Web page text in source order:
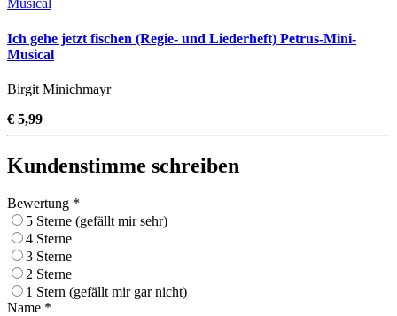
Ich gehe jetzt fischen (Regie- und Liederheft) Petrus-Mini-
Musical
Birgit Minichmayr
€ 5,99
Kundenstimme schreiben
Bewertung *
5 Sterne (gefällt mir sehr)
4 Sterne
3 Sterne
2 Sterne
1 Stern (gefällt mir gar nicht)
Name *